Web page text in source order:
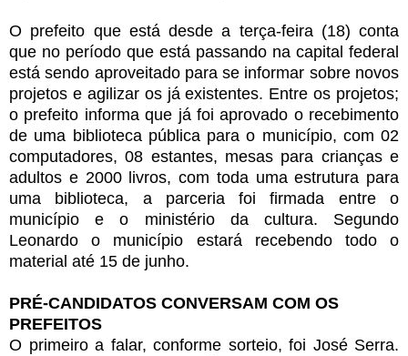
O prefeito que está desde a terça-feira (18) conta
que no período que está passando na capital federal
está sendo aproveitado para se informar sobre novos
projetos e agilizar os já existentes. Entre os projetos;
o prefeito informa que já foi aprovado o recebimento
de uma biblioteca pública para o município, com 02
computadores, 08 estantes, mesas para crianças e
adultos e 2000 livros, com toda uma estrutura para
uma biblioteca, a parceria foi firmada entre o
município e o ministério da cultura. Segundo
Leonardo o município estará recebendo todo o
material até 15 de junho.
PRÉ-CANDIDATOS CONVERSAM COM OS
PREFEITOS
O primeiro a falar, conforme sorteio, foi José Serra.